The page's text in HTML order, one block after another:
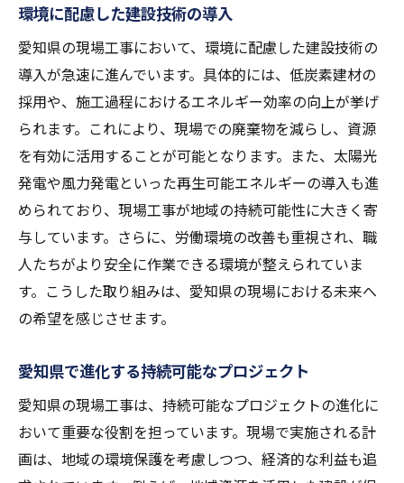
環境に配慮した建設技術の導入
愛知県の現場工事において、環境に配慮した建設技術の
導入が急速に進んでいます。具体的には、低炭素建材の
採用や、施工過程におけるエネルギー効率の向上が挙げ
られます。これにより、現場での廃棄物を減らし、資源
を有効に活用することが可能となります。また、太陽光
発電や風力発電といった再生可能エネルギーの導入も進
められており、現場工事が地域の持続可能性に大きく寄
与しています。さらに、労働環境の改善も重視され、職
人たちがより安全に作業できる環境が整えられていま
す。こうした取り組みは、愛知県の現場における未来へ
の希望を感じさせます。
愛知県で進化する持続可能なプロジェクト
愛知県の現場工事は、持続可能なプロジェクトの進化に
おいて重要な役割を担っています。現場で実施される計
画は、地域の環境保護を考慮しつつ、経済的な利益も追